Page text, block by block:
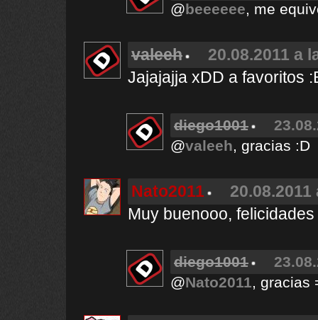
@beeeeee, me
valeeh
20.08.2011 a
Jajajajja xDD a favoritos
diego1001
@valeeh, gracias :D
Nato2011
Muy buenooo, felicidades
diego1001
@Nato2011, gracias